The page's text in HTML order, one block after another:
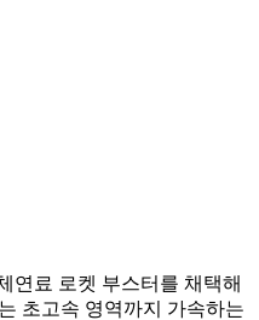
연료 로켓 부스터를 채택해
초고속 영역까지 가속하는